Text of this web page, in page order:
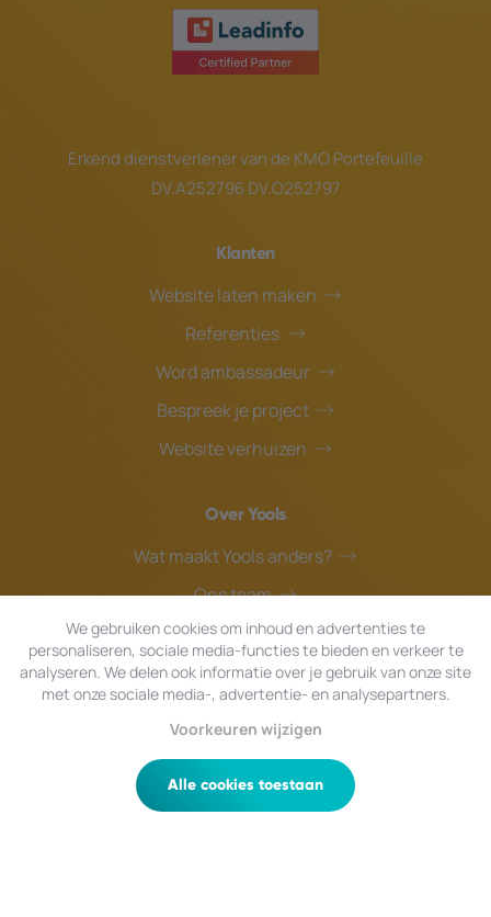
Erkend dienstverlener van de KMO Portefeuille
DV.A252796 DV.O252797
Klanten
Website laten maken
Referenties
Word ambassadeur
Bespreek je project
Website verhuizen
Over Yools
Wat maakt Yools anders?
Ons team
Blog
Helpdesk
© 2026 Yools | Alle rechten voorbehouden.
We gebruiken cookies om inhoud en advertenties te
personaliseren, sociale media-functies te bieden en verkeer te
analyseren. We delen ook informatie over je gebruik van onze site
met onze sociale media-, advertentie- en analysepartners.
Voorkeuren wijzigen
Alle cookies toestaan